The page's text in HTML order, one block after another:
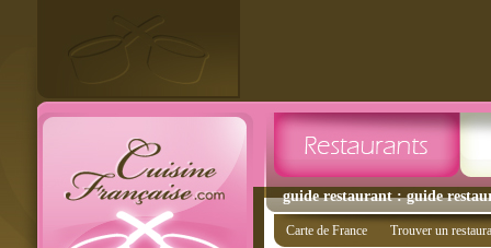
guide restaurant : guide
Carte de France Trouver un